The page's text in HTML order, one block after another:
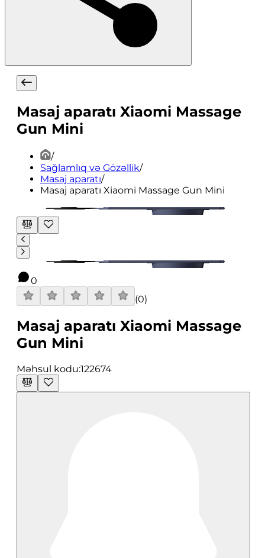
Masaj aparatı Xiaomi Massage
Gun Mini
/
Sağlamlıq və Gözəllik/
Masaj aparatı/
Masaj aparatı Xiaomi Massage Gun Mini
0
(0)
Masaj aparatı Xiaomi Massage
Gun Mini
Məhsul kodu:122674